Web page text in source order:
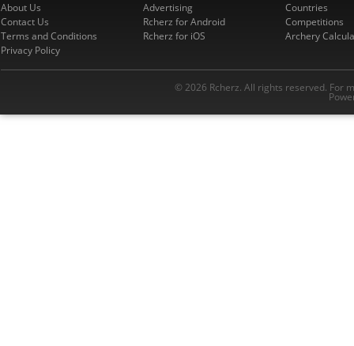
About Us
Contact Us
Terms and Conditions
Privacy Policy
Advertising
Rcherz for Android
Rcherz for iOS
Countries
Competitions
Archery
© 2026 Rcherz. All rights reserved. For